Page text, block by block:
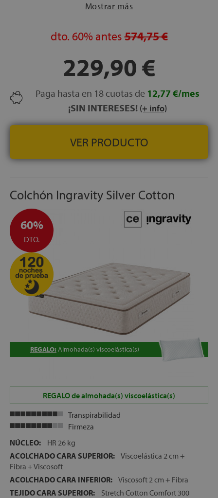
120 noches con garantía de
3 años
Mostrar más
dto. 60% antes574,75 €
229,90 €
Paga hasta en 18 cuotas de 12,77 €/mes
¡SIN INTERESES! (+ info)
VER PRODUCTO
Colchón Ingravity Silver Cotton
60%
DTO.
REGALO: Almohada(s) viscoelástica(s)
REGALO de almohada(s) viscoelástica(s)
Transpirabilidad
Firmeza
NÚCLEO:
HR 26 kg
ACOLCHADO CARA SUPERIOR: Viscoelástica 2 cm +
Fibra + Viscosoft
ACOLCHADO CARA INFERIOR: Viscosoft 2 cm + Fibra
TEJIDO CARA SUPERIOR:
Stretch Cotton Comfort 300